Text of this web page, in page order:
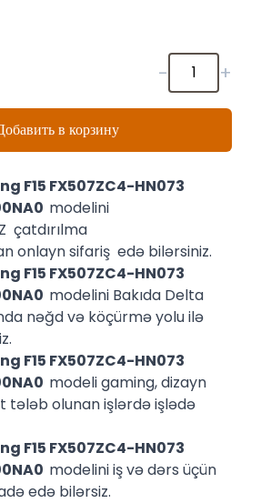
- +
в корзину
F15 FX507ZC4-HN073
modelini
çatdırılma
onlayn sifariş edə bilərsiniz.
F15 FX507ZC4-HN073
modelini Bakıda Delta
nəğd və köçürmə yolu ilə
F15 FX507ZC4-HN073
modeli gaming, dizayn
tələb olunan işlərdə işlədə
F15 FX507ZC4-HN073
modelini iş və dərs üçün
edə bilərsiz.